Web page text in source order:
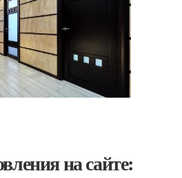
на сайте: